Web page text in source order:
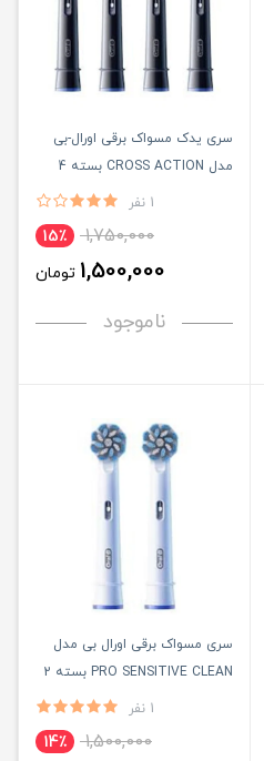
سری یدک مسواک برقی اورال-بی
مدل CROSS ACTION بسته 4
1 نفر
1,750,000 15٪
1,500,000 تومان
ناموجود
سری مسواک برقی اورال بی مدل
PRO SENSITIVE CLEAN بسته 2
1 نفر
1,500,000 14٪